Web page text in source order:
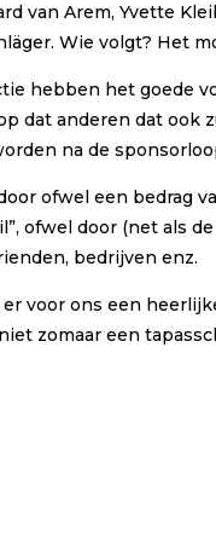
van Arem, Yvette
Wie volgt? Het
hebben het goede
dat anderen dat ook
na de
ofwel een bedrag
ofwel door (net als
bedrijven enz.
voor ons een
zomaar een